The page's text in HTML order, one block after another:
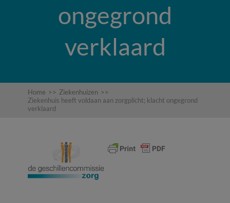
ongegrond
verklaard
Home >> Ziekenhuizen >>
Ziekenhuis heeft voldaan aan zorgplicht; klacht ongegrond
verklaard